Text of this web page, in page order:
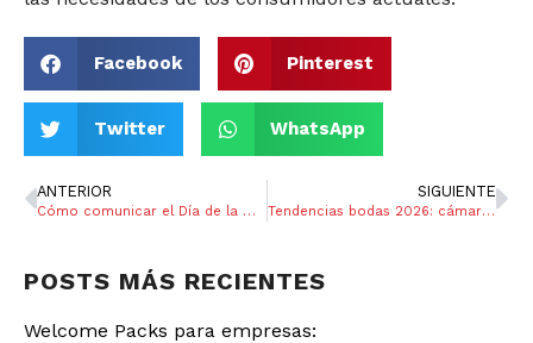
Facebook Pinterest
Twitter WhatsApp
ANTERIOR
Cómo comunicar el Día de la Mujer 8M en empresas: 9 estrategias inteligentes
SIGUIENTE
Tendencias bodas 2026: cámara digital para los invitados
POSTS MÁS RECIENTES
Welcome Packs para empresas: